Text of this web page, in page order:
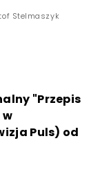
Stelmaszyk
"Przepis
Puls) od